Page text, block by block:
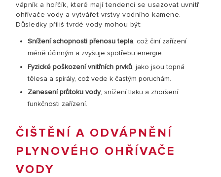
vápník a hořčík, které mají tendenci se usazovat uvnitř
ohřívače vody a vytvářet vrstvy vodního kamene.
Důsledky příliš tvrdé vody mohou být:
Snížení schopnosti přenosu tepla, což činí zařízení
méně účinným a zvyšuje spotřebu energie.
Fyzické poškození vnitřních prvků, jako jsou topná
tělesa a spirály, což vede k častým poruchám.
Zanesení průtoku vody, snížení tlaku a zhoršení
funkčnosti zařízení.
ČIŠTĚNÍ A ODVÁPNĚNÍ
PLYNOVÉHO OHŘÍVAČE
VODY